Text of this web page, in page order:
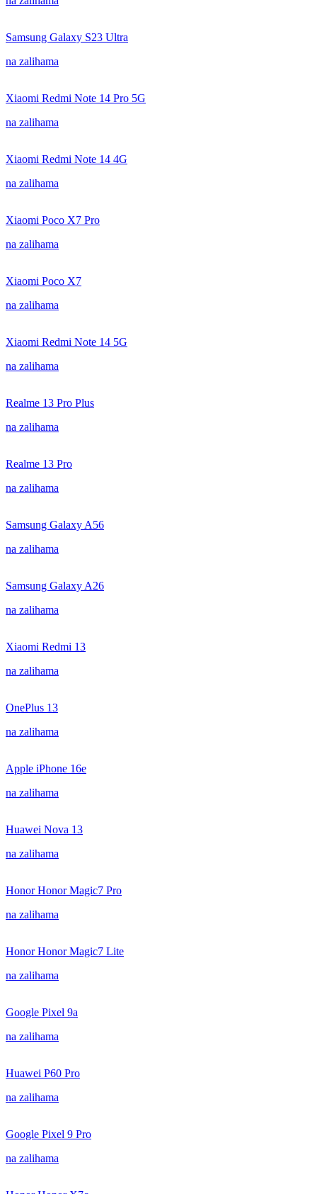
Samsung Galaxy S23 Ultra
na zalihama
Xiaomi Redmi Note 14 Pro 5G
na zalihama
Xiaomi Redmi Note 14 4G
na zalihama
Xiaomi Poco X7 Pro
na zalihama
Xiaomi Poco X7
na zalihama
Xiaomi Redmi Note 14 5G
na zalihama
Realme 13 Pro Plus
na zalihama
Realme 13 Pro
na zalihama
Samsung Galaxy A56
na zalihama
Samsung Galaxy A26
na zalihama
Xiaomi Redmi 13
na zalihama
OnePlus 13
na zalihama
Apple iPhone 16e
na zalihama
Huawei Nova 13
na zalihama
Honor Honor Magic7 Pro
na zalihama
Honor Honor Magic7 Lite
na zalihama
Google Pixel 9a
na zalihama
Huawei P60 Pro
na zalihama
Google Pixel 9 Pro
na zalihama